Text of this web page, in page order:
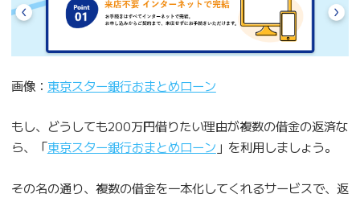
画像： 東京スター銀行おまとめローン
もし、どうしても200万円借りたい理由が複数の借金の返済な
ら、「東京スター銀行おまとめローン 」を利用しましょう。
その名の通り、複数の借金を一本化してくれるサービスで、返